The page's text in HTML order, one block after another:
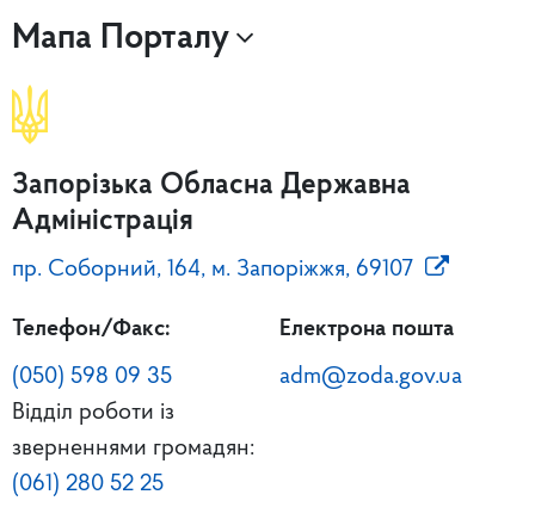
Мапа Порталу
Запорізька Обласна Державна
Адміністрація
пр. Соборний, 164, м. Запоріжжя, 69107
Телефон/Факс:
(050) 598 09 35
Відділ роботи із
зверненнями громадян:
(061) 280 52 25
Електрона пошта
adm@zoda.gov.ua